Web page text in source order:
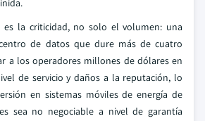
es la criticidad, no solo el volumen: una
de datos que dure más de cuatro
a los operadores millones de dólares en
de servicio y daños a la reputación, lo
en sistemas móviles de energía de
sea no negociable a nivel de garantía